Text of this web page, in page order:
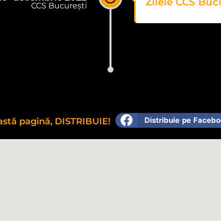
CCS București
pagină, DISTRIBUIE! Distribuie pe